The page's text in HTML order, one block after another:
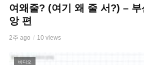
여왜줄? (여기 왜 줄 서?) – 부
앙 편
2주 ago 10 views
비디오